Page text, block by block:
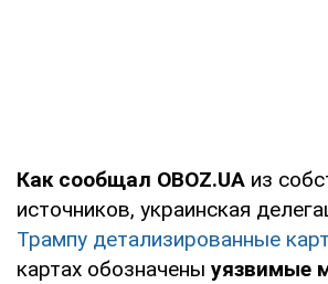
Как сообщал OBOZ.UA из
источников, украинская
Трампу детализированные
картах обозначены уязвимые